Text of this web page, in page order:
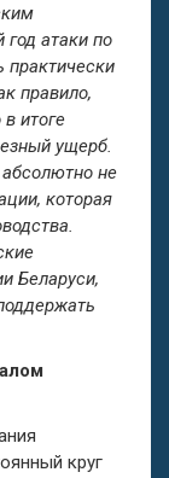
атаки по
практически
правило,
итоге
ущерб.
не
которая
Беларуси,
ый круг